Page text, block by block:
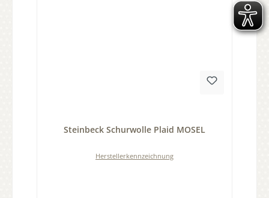
Steinbeck Schurwolle Plaid MOSEL
Herstellerkennzeichnung